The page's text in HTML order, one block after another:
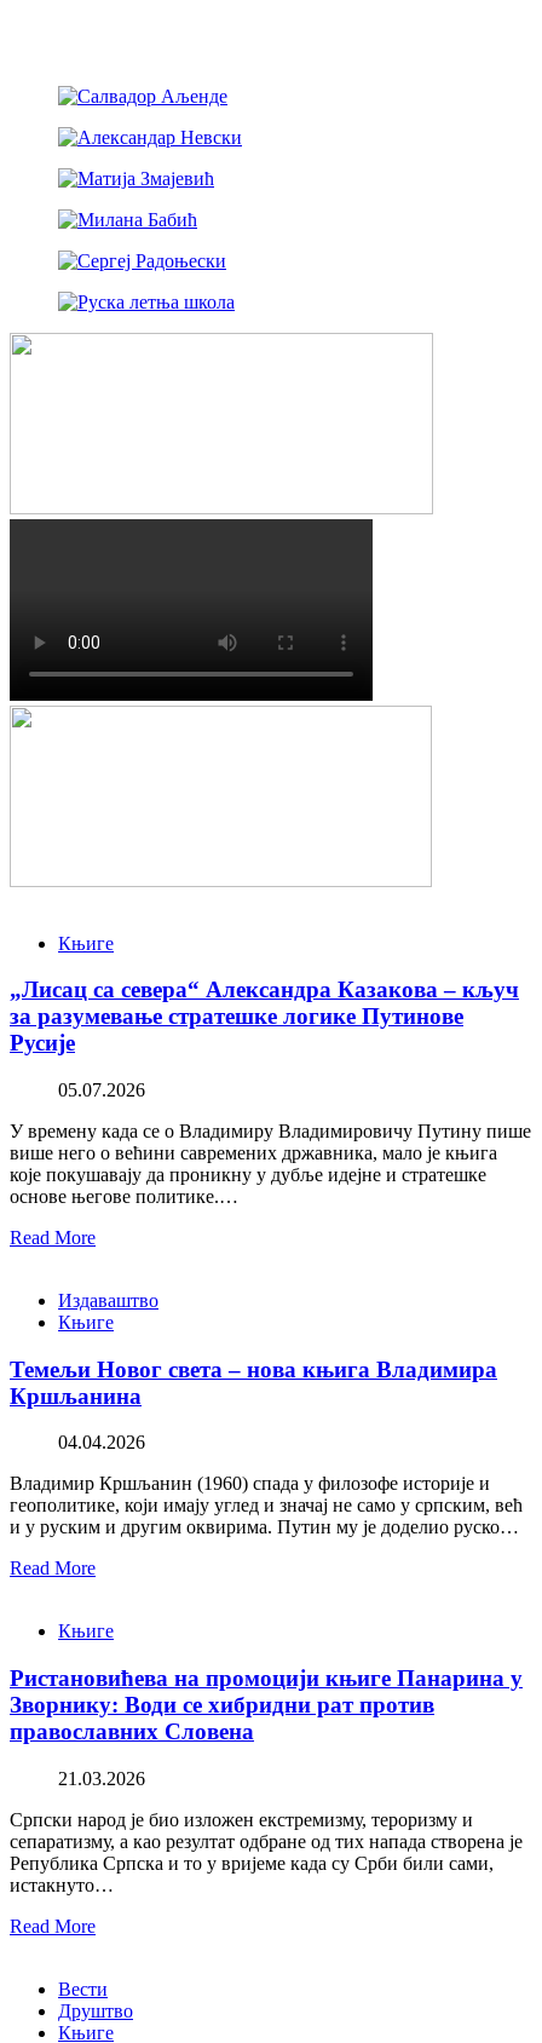
Књиге
„Лисац са севера“ Александра Казакова – кључ
за разумевање стратешке логике Путинове
Русије
05.07.2026
У времену када се о Владимиру Владимировичу Путину пише
више него о већини савремених државника, мало је књига
које покушавају да проникну у дубље идејне и стратешке
основе његове политике.…
Read More
Издаваштво
Књиге
Темељи Новог света – нова књига Владимира
Кршљанина
04.04.2026
Владимир Кршљанин (1960) спада у филозофе историје и
геополитике, који имају углед и значај не само у српским, већ
и у руским и другим оквирима. Путин му је доделио руско…
Read More
Књиге
Ристановићева на промоцији књиге Панарина у
Зворнику: Води се хибридни рат против
православних Словена
21.03.2026
Српски народ је био изложен екстремизму, тероризму и
сепаратизму, а као резултат одбране од тих напада створена је
Република Српска и то у вријеме када су Срби били сами,
истакнуто…
Read More
Вести
Друштво
Књиге